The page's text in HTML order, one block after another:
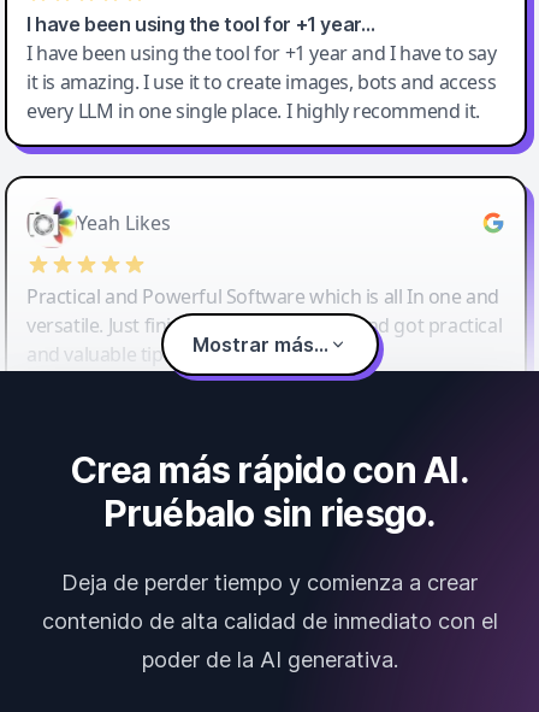
I have been using the tool for +1 year…
I have been using the tool for +1 year and I have to say
it is amazing. I use it to create images, bots and access
every LLM in one single place. I highly recommend it.
Yeah Likes
Practical and Powerful Software which is all In one and
versatile. Just finished their workshop and got practical
and valuable tips and tricks.
Mostrar más...
Crea más rápido con AI.
Pruébalo sin riesgo.
Deja de perder tiempo y comienza a crear
contenido de alta calidad de inmediato con el
poder de la AI generativa.